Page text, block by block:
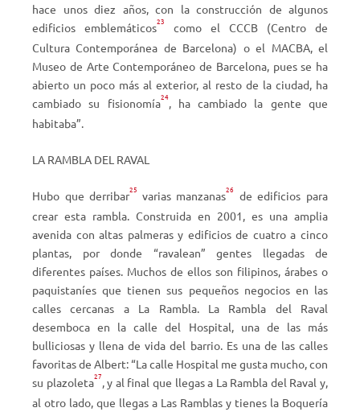
hace unos diez años, con la construcción de algunos
edificios emblemáticos23
como el CCCB (Centro de
Cultura Contemporánea de Barcelona) o el MACBA, el
Museo de Arte Contemporáneo de Barcelona, pues se ha
abierto un poco más al exterior, al resto de la ciudad, ha
cambiado su fisionomía24, ha cambiado la gente que
habitaba”.
LA RAMBLA DEL RAVAL
Hubo que derribar25 varias manzanas26 de edificios para
crear esta rambla. Construida en 2001, es una amplia
avenida con altas palmeras y edificios de cuatro a cinco
plantas, por donde “ravalean” gentes llegadas de
diferentes países. Muchos de ellos son filipinos, árabes o
paquistaníes que tienen sus pequeños negocios en las
calles cercanas a La Rambla. La Rambla del Raval
desemboca en la calle del Hospital, una de las más
bulliciosas y llena de vida del barrio. Es una de las calles
favoritas de Albert: “La calle Hospital me gusta mucho, con
su plazoleta27, y al final que llegas a La Rambla del Raval y,
al otro lado, que llegas a Las Ramblas y tienes la Boquería